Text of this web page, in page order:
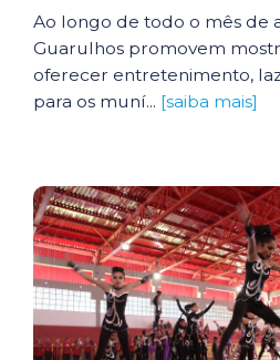
Ao longo de todo o mês de
Guarulhos promovem
oferecer entretenimento,
para os muní... [saiba mais]